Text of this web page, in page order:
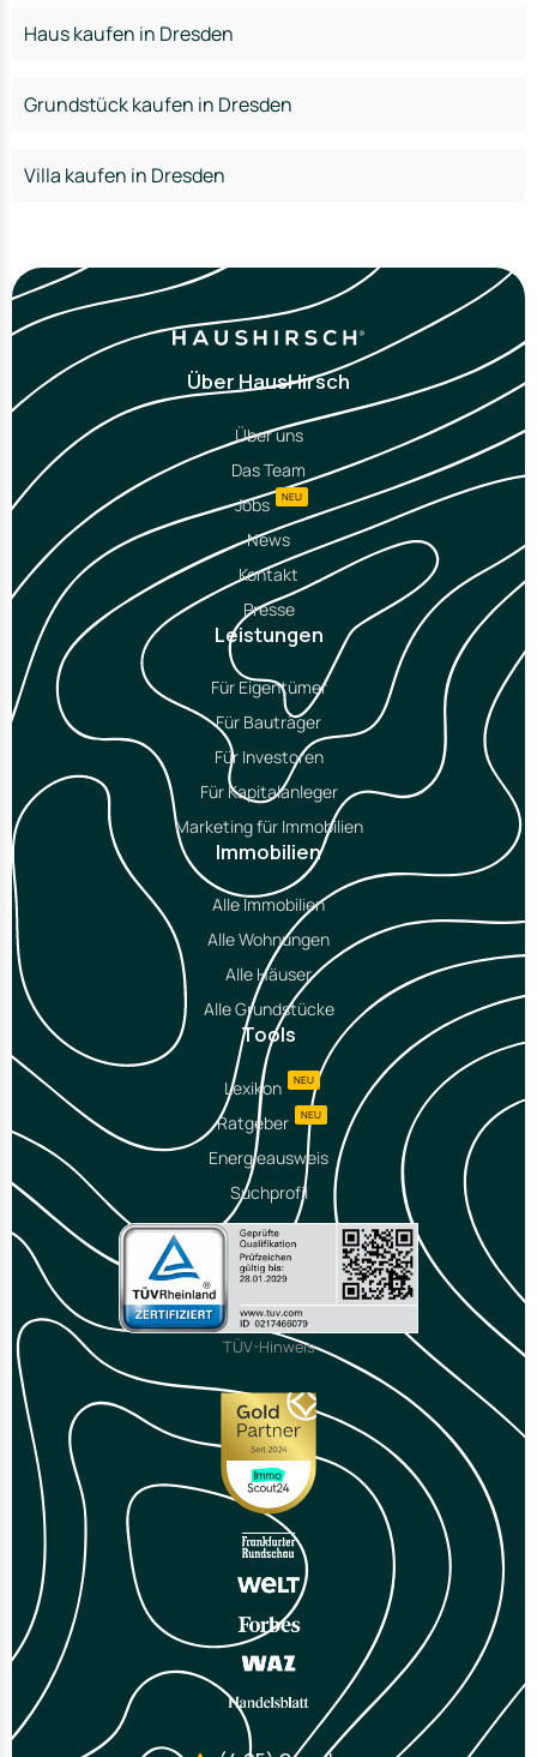
Haus kaufen in Dresden
Grundstück kaufen in Dresden
Villa kaufen in Dresden
Über HausHirsch
Über uns
Das Team
Jobs
NEU
News
Kontakt
Presse
Leistungen
Für Eigentümer
Für Bauträger
Für Investoren
Für Kapitalanleger
Marketing für Immobilien
Immobilien
Alle Immobilien
Alle Wohnungen
Alle Häuser
Alle Grundstücke
Tools
Lexikon NEU
Ratgeber NEU
Energieausweis
Suchprofil
TÜV-Hinweis